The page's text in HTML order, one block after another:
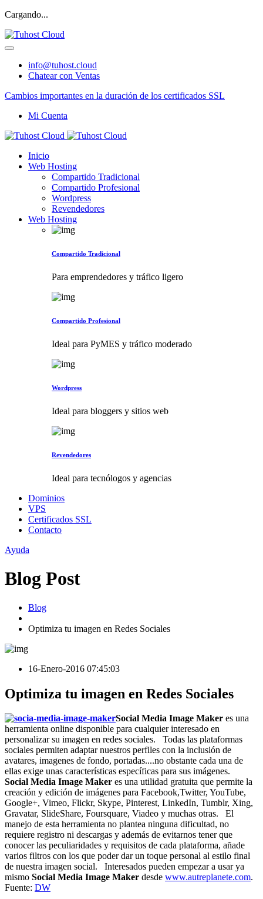
Cargando...
info@tuhost.cloud
Chatear con Ventas
Cambios importantes en la duración de los certificados SSL
Mi Cuenta
Inicio
Web Hosting
Compartido Tradicional
Compartido Profesional
Wordpress
Revendedores
Web Hosting
Compartido Tradicional
Para emprendedores y tráfico ligero
Compartido Profesional
Ideal para PyMES y tráfico moderado
Wordpress
Ideal para bloggers y sitios web
Revendedores
Ideal para tecnólogos y agencias
Dominios
VPS
Certificados SSL
Contacto
Ayuda
Blog Post
Blog
Optimiza tu imagen en Redes Sociales
16-Enero-2016 07:45:03
Optimiza tu imagen en Redes Sociales
Social Media Image Maker es una
herramienta online disponible para cualquier interesado en
personalizar su imagen en redes sociales. Todas las plataformas
sociales permiten adaptar nuestros perfiles con la inclusión de
avatares, imagenes de fondo, portadas....no obstante cada una de
ellas exige unas características específicas para sus imágenes.
Social Media Image Maker es una utilidad gratuita que permite la
creación y edición de imágenes para Facebook,Twitter, YouTube,
Google+, Vimeo, Flickr, Skype, Pinterest, LinkedIn, Tumblr, Xing,
Gravatar, SlideShare, Foursquare, Viadeo y muchas otras. El
manejo de esta herramienta no plantea ninguna dificultad, no
requiere registro ni descargas y además de evitarnos tener que
conocer las peculiaridades y requisitos de cada plataforma, añade
varios filtros con los que poder dar un toque personal al estilo final
de nuestra imagen social. Interesados pueden empezar a usar ya
mismo Social Media Image Maker desde www.autreplanete.com.
Fuente: DW